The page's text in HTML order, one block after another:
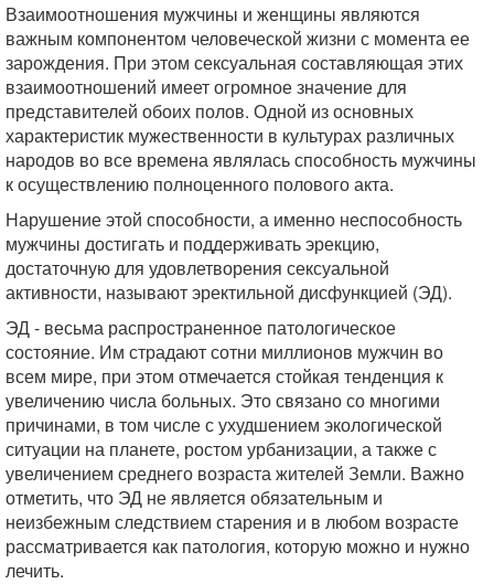
Взаимоотношения мужчины и женщины являются
важным компонентом человеческой жизни с момента ее
зарождения. При этом сексуальная составляющая этих
взаимоотношений имеет огромное значение для
представителей обоих полов. Одной из основных
характеристик мужественности в культурах различных
народов во все времена являлась способность мужчины
к осуществлению полноценного полового акта.
Нарушение этой способности, а именно неспособность
мужчины достигать и поддерживать эрекцию,
достаточную для удовлетворения сексуальной
активности, называют эректильной дисфункцией (ЭД).
ЭД - весьма распространенное патологическое
состояние. Им страдают сотни миллионов мужчин во
всем мире, при этом отмечается стойкая тенденция к
увеличению числа больных. Это связано со многими
причинами, в том числе с ухудшением экологической
ситуации на планете, ростом урбанизации, а также с
увеличением среднего возраста жителей Земли. Важно
отметить, что ЭД не является обязательным и
неизбежным следствием старения и в любом возрасте
рассматривается как патология, которую можно и нужно
лечить.